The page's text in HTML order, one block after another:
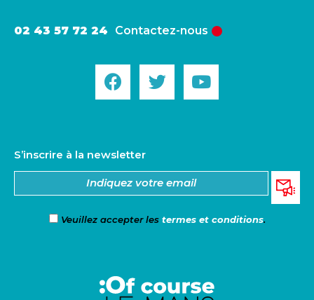
02 43 57 72 24 Contactez-nous
S’inscrire à la newsletter
Veuillez accepter les termes et conditions.